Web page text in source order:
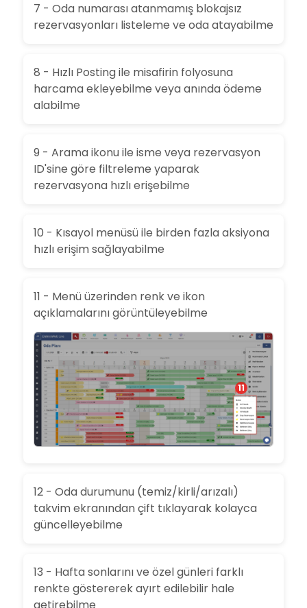
7 - Oda numarası atanmamış blokajsız
rezervasyonları listeleme ve oda atayabilme
8 - Hızlı Posting ile misafirin folyosuna
harcama ekleyebilme veya anında ödeme
alabilme
9 - Arama ikonu ile isme veya rezervasyon
ID'sine göre filtreleme yaparak
rezervasyona hızlı erişebilme
10 - Kısayol menüsü ile birden fazla aksiyona
hızlı erişim sağlayabilme
11 - Menü üzerinden renk ve ikon
açıklamalarını görüntüleyebilme
11
12 - Oda durumunu (temiz/kirli/arızalı)
takvim ekranından çift tıklayarak kolayca
güncelleyebilme
13 - Hafta sonlarını ve özel günleri farklı
renkte göstererek ayırt edilebilir hale
getirebilme